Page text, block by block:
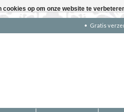
Gratis
cookies op om onze website te